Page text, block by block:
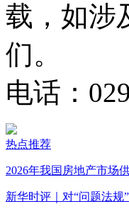
载，如涉
们。
电话：
热点推荐
2026年我国房地产市场
新华时评｜对“问题法规